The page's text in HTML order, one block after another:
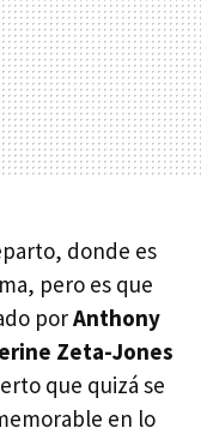
donde es
pero es que
porAnthony
Zeta-Jones
que quizá se
en lo